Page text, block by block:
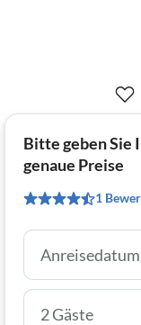
Bitte geben Sie
genaue Preise
1
2 Gäste